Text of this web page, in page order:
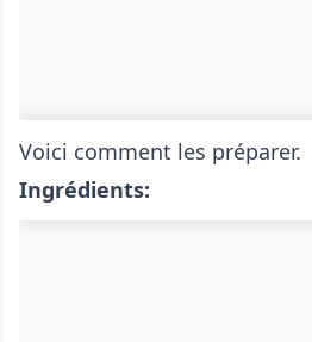
Voici comment les préparer.
Ingrédients: